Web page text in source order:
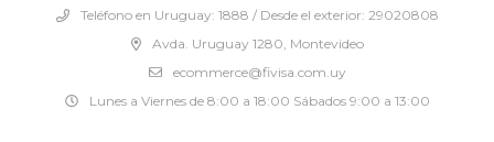
Teléfono en Uruguay: 1888 / Desde el exterior: 29020808
Avda. Uruguay 1280, Montevideo
ecommerce@fivisa.com.uy
Lunes a Viernes de 8:00 a 18:00 Sábados 9:00 a 13:00